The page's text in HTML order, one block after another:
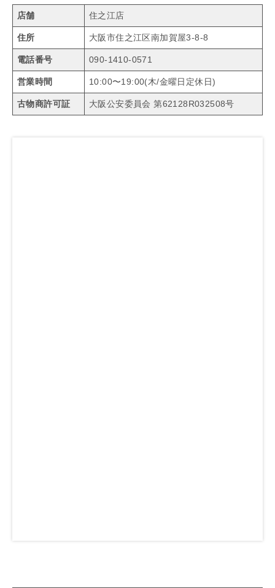
店舗 住之江店
住所 大阪市住之江区南加賀屋3-8-8
電話番号 090-1410-0571
営業時間 10:00〜19:00(木/金曜日定休日)
古物商許可証 大阪公安委員会 第62128R032508号